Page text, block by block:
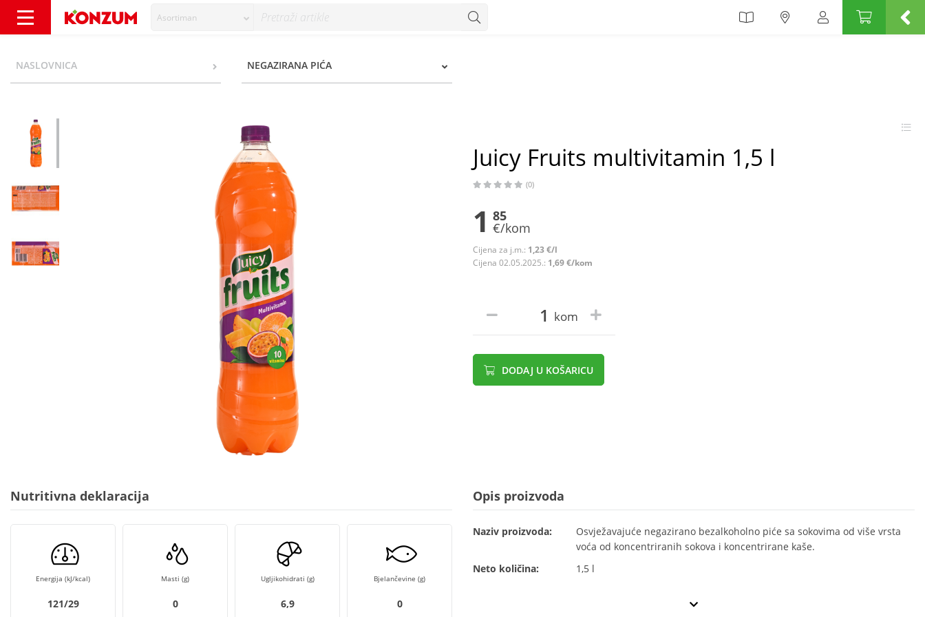
Asortiman
NASLOVNICA NEGAZIRANA PIĆA
Juicy Fruits multivitamin 1,5 l
(0)
1 85
€/kom
Cijena za j.m.: 1,23 €/l
Cijena 02.05.2025.: 1,69 €/kom
kom
DODAJ U KOŠARICU
Nutritivna deklaracija
Energija (kJ/kcal)
121/29
Masti (g)
0
Ugljikohidrati (g)
6,9
Bjelančevine (g)
0
Opis proizvoda
Naziv proizvoda:
Osvježavajuće negazirano bezalkoholno piće sa sokovima od više vrsta
voća od koncentriranih sokova i koncentrirane kaše.
Neto količina:
1,5 l